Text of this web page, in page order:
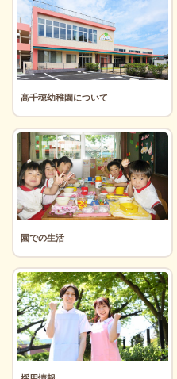
高千穂幼稚園について
園での生活